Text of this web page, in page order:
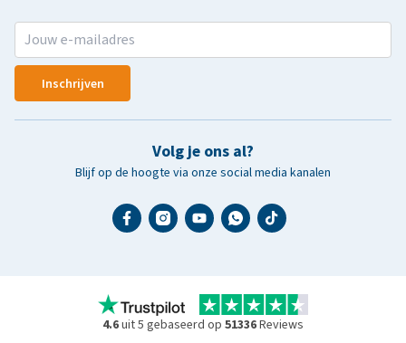
Inschrijven
Volg je ons al?
Blijf op de hoogte via onze social media kanalen
4.6uit 5 gebaseerd op 51336Reviews